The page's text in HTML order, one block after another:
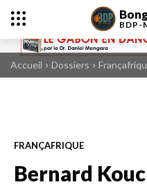
BDP-
Accueil Dossiers
FRANÇAFRIQUE
Bernard